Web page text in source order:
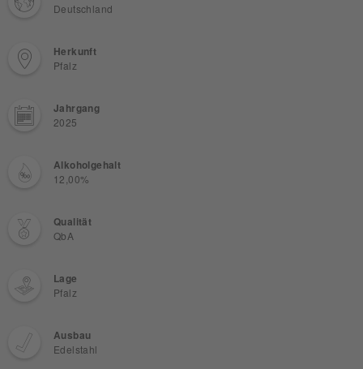
Deutschland
Herkunft
Pfalz
Jahrgang
2025
Alkoholgehalt
12,00%
Qualität
QbA
Lage
Pfalz
Ausbau
Edelstahl